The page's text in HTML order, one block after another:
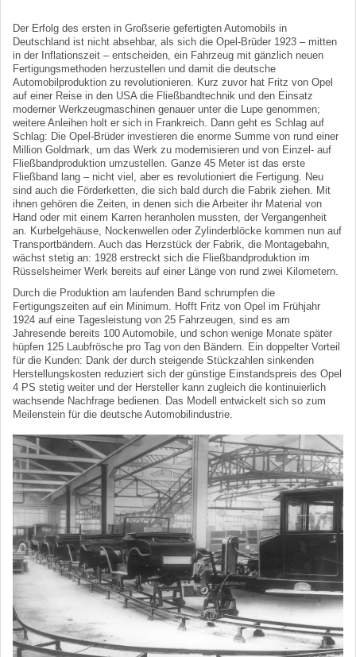
Der Erfolg des ersten in Großserie gefertigten Automobils in
Deutschland ist nicht absehbar, als sich die Opel-Brüder 1923 – mitten
in der Inflationszeit – entscheiden, ein Fahrzeug mit gänzlich neuen
Fertigungsmethoden herzustellen und damit die deutsche
Automobilproduktion zu revolutionieren. Kurz zuvor hat Fritz von Opel
auf einer Reise in den USA die Fließbandtechnik und den Einsatz
moderner Werkzeugmaschinen genauer unter die Lupe genommen;
weitere Anleihen holt er sich in Frankreich. Dann geht es Schlag auf
Schlag: Die Opel-Brüder investieren die enorme Summe von rund einer
Million Goldmark, um das Werk zu modernisieren und von Einzel- auf
Fließbandproduktion umzustellen. Ganze 45 Meter ist das erste
Fließband lang – nicht viel, aber es revolutioniert die Fertigung. Neu
sind auch die Förderketten, die sich bald durch die Fabrik ziehen. Mit
ihnen gehören die Zeiten, in denen sich die Arbeiter ihr Material von
Hand oder mit einem Karren heranholen mussten, der Vergangenheit
an. Kurbelgehäuse, Nockenwellen oder Zylinderblöcke kommen nun auf
Transportbändern. Auch das Herzstück der Fabrik, die Montagebahn,
wächst stetig an: 1928 erstreckt sich die Fließbandproduktion im
Rüsselsheimer Werk bereits auf einer Länge von rund zwei Kilometern.
Durch die Produktion am laufenden Band schrumpfen die
Fertigungszeiten auf ein Minimum. Hofft Fritz von Opel im Frühjahr
1924 auf eine Tagesleistung von 25 Fahrzeugen, sind es am
Jahresende bereits 100 Automobile, und schon wenige Monate später
hüpfen 125 Laubfrösche pro Tag von den Bändern. Ein doppelter Vorteil
für die Kunden: Dank der durch steigende Stückzahlen sinkenden
Herstellungskosten reduziert sich der günstige Einstandspreis des Opel
4 PS stetig weiter und der Hersteller kann zugleich die kontinuierlich
wachsende Nachfrage bedienen. Das Modell entwickelt sich so zum
Meilenstein für die deutsche Automobilindustrie.